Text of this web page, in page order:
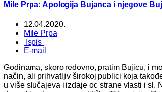
Mile Prpa: Apologija Bujanca i njegove
12.04.2020.
Mile Prpa
Ispis
E-mail
Godinama, skoro redovno, pratim Bujicu, i
način, ali prihvatljiv širokoj publici koja
u više slučajeva i izdaje od strane vlasti i sl.